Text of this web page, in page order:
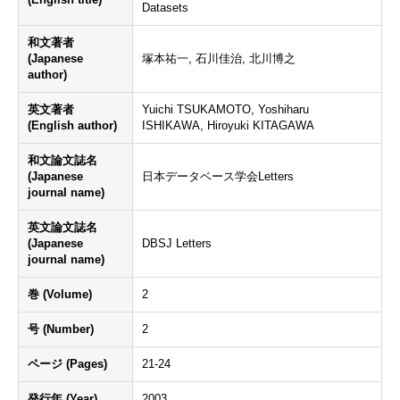
Datasets
和文著者
(Japanese
author)
塚本祐一, 石川佳治, 北川博之
英文著者
(English author)
Yuichi TSUKAMOTO, Yoshiharu
ISHIKAWA, Hiroyuki KITAGAWA
和文論文誌名
(Japanese
journal name)
日本データベース学会Letters
英文論文誌名
(Japanese
journal name)
DBSJ Letters
巻 (Volume) 2
号 (Number) 2
ページ (Pages) 21-24